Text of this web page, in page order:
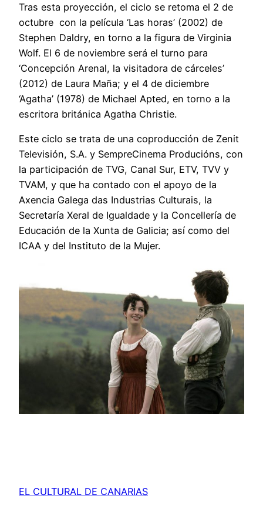
Tras esta proyección, el ciclo se retoma el 2 de
octubre con la película ‘Las horas’ (2002) de
Stephen Daldry, en torno a la figura de Virginia
Wolf. El 6 de noviembre será el turno para
‘Concepción Arenal, la visitadora de cárceles’
(2012) de Laura Maña; y el 4 de diciembre
‘Agatha’ (1978) de Michael Apted, en torno a la
escritora británica Agatha Christie.
Este ciclo se trata de una coproducción de Zenit
Televisión, S.A. y SempreCinema Producións, con
la participación de TVG, Canal Sur, ETV, TVV y
TVAM, y que ha contado con el apoyo de la
Axencia Galega das Industrias Culturais, la
Secretaría Xeral de Igualdade y la Concellería de
Educación de la Xunta de Galicia; así como del
ICAA y del Instituto de la Mujer.
EL CULTURAL DE CANARIAS